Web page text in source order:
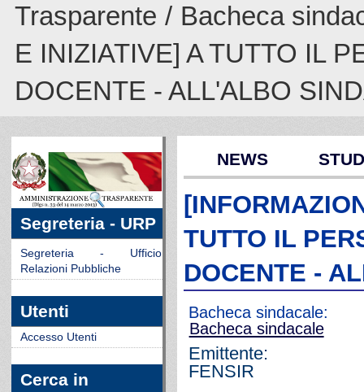
Trasparente / Bacheca
E INIZIATIVE] A TUTTO IL
DOCENTE - ALL'ALBO
Segreteria - URP
Segreteria - Ufficio
Relazioni Pubbliche
Utenti
Accesso Utenti
Cerca in
NEWS
TUTTO IL
DOCENTE -
Bacheca sindacale:
Bacheca sindacale
Emittente:
FENSIR